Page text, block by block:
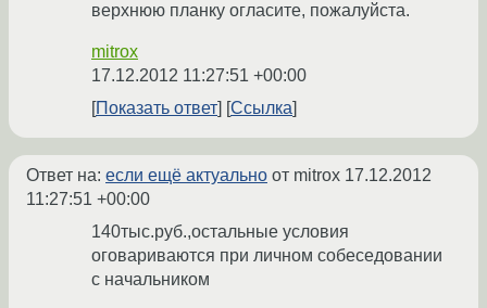
верхнюю планку огласите, пожалуйста.
mitrox
17.12.2012 11:27:51 +00:00
Показать ответ
Ссылка
Ответ на: если ещё актуально от mitrox 17.12.2012
11:27:51 +00:00
140тыс.руб.,остальные условия
оговариваются при личном собеседовании
с начальником